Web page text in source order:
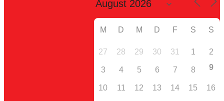
M D M D F S S
27 28 29 30 31 1 2
3 4 5 6 7 8 9
10 11 12 13 14 15 16